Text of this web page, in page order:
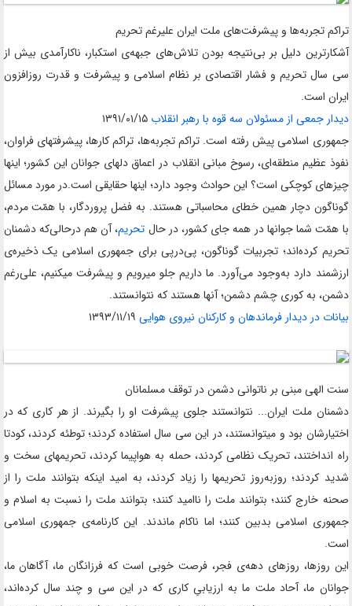
تراکم تجربه‌ها و پیشرفت‌های ملت ایران علیرغم تحریم
آشکارترین دلیل بر بی‌نتیجه بودن تلاش‌های جبهه‌ی استکبار، ناکارآمدی بیش از
سی سال تحریم و فشار اقتصادی بر نظام اسلامی و پیشرفت و قدرت روزافزون
ایران است.
دیدار جمعی از مسئولان سه قوه با رهبر انقلاب ۱۳۹۱/۰۱/۱۵
جمهوری اسلامی پیش رفته است. تراکم تجربه‌ها، تراکم کارها، پیشرفتهای فراوان،
نفوذ عظیم منطقه‌ای، رسوخ مبانی انقلاب در اعماق دلهای جوانان این کشور؛ اینها
چیزهای کوچکی است؟ این حوادث وجود دارد؛ اینها حقایقی است.در مورد مسائل
گوناگون دچار همین خطای محاسباتی هستند. به فضل پروردگار، با همّت مردم،
با همّت شما جوانها در همه جای کشور، در حال تحریم، آن هم درحالی‌که دشمنان
تحریم کرده‌اند؛ تجربیات گوناگون، پی‌درپی برای جمهوری اسلامی یک ذخیره‌ی
ارزشمند دارد به‌وجود می‌آورد. ما داریم جلو میرویم و پیشرفت میکنیم، علی‌رغم
دشمن، به کوری چشم دشمن؛ آنها هستند که نتوانستند.
بیانات در دیدار فرماندهان و کارکنان نیروى هوایى ۱۳۹۳/۱۱/۱۹
سنت الهی مبنی بر ناتوانی دشمن در توقف مسلمانان
دشمنان ملت ایران... نتوانستند جلوی پیشرفت او را بگیرند. از هر کاری که در
اختیارشان بود و میتوانستند، در این سی سال استفاده کردند؛ توطئه کردند، کودتا
راه انداختند، تحریک نظامی کردند، حمله به هواپیما کردند، تحریمهای سخت و
شدید کردند؛ روزبه‌روز تحریمها را زیاد کردند، به امید اینکه بتوانند ملت را از
صحنه خارج کنند؛ بتوانند ملت را ناامید کنند؛ بتوانند ملت را نسبت به اسلام و
جمهوری اسلامی بدبین کنند؛ اما ناکام ماندند. این کارنامه‌ی جمهوری اسلامی
است.
این روزها، روزهای دهه‌ی فجر، فرصت خوبی است که فرزانگان ما، آگاهان ما،
جوانان ما، آحاد ملت ما به ارزیابیِ کاری که در این سی و چند سال کرده‌اند،